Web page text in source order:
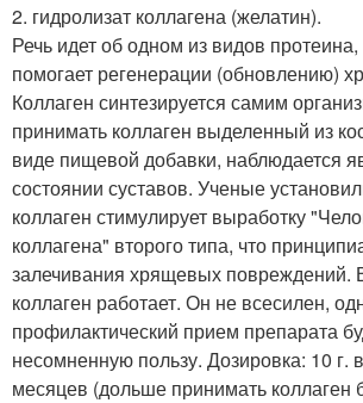
2. гидролизат коллагена (желатин).
Речь идет об одном из видов
помогает регенерации (обновлению)
Коллаген синтезируется самим
принимать коллаген выделенный из
виде пищевой добавки, наблюдается
состоянии суставов. Ученые
коллаген стимулирует выработку
коллагена" второго типа, что
залечивания хрящевых повреждений.
коллаген работает. Он не всесилен,
профилактический прием препарата
несомненную пользу. Дозировка: 10 г.
месяцев (дольше принимать коллаген